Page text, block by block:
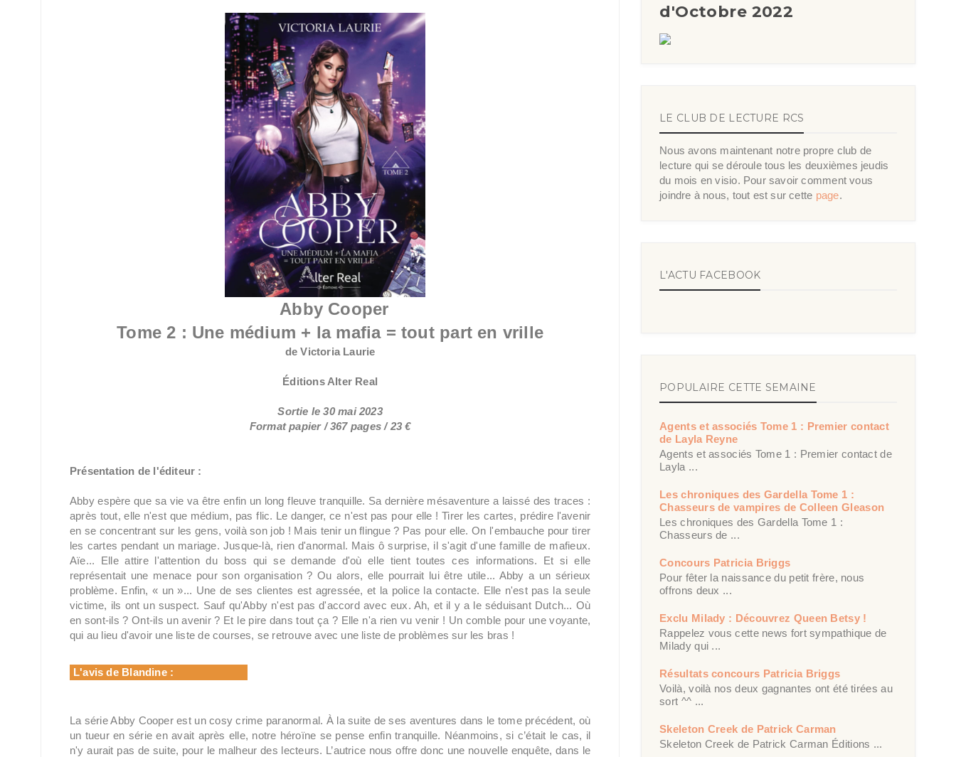
Abby Cooper
Tome 2 : Une médium + la mafia = tout part en vrille
de Victoria Laurie
Éditions Alter Real
Sortie le 30 mai 2023
Format papier / 367pages / 23 €
Présentation de l'éditeur :
Abby espère que sa vie va être enfin un long fleuve tranquille. Sa dernière mésaventure a laissé des traces :
après tout, elle n'est que médium, pas flic. Le danger, ce n'est pas pour elle ! Tirer les cartes, prédire l'avenir
en se concentrant sur les gens, voilà son job ! Mais tenir un flingue ? Pas pour elle. On l'embauche pour tirer
les cartes pendant un mariage. Jusque-là, rien d'anormal. Mais ô surprise, il s'agit d'une famille de mafieux.
Aïe... Elle attire l'attention du boss qui se demande d'où elle tient toutes ces informations. Et si elle
représentait une menace pour son organisation ? Ou alors, elle pourrait lui être utile... Abby a un sérieux
problème. Enfin, « un »... Une de ses clientes est agressée, et la police la contacte. Elle n'est pas la seule
victime, ils ont un suspect. Sauf qu'Abby n'est pas d'accord avec eux. Ah, et il y a le séduisant Dutch... Où
en sont-ils ? Ont-ils un avenir ? Et le pire dans tout ça ? Elle n'a rien vu venir ! Un comble pour une voyante,
qui au lieu d'avoir une liste de courses, se retrouve avec une liste de problèmes sur les bras !
L'avis de Blandine :
La série Abby Cooper est un cosy crime paranormal. À la suite de ses aventures dans le tome précédent, où
un tueur en série en avait après elle, notre héroïne se pense enfin tranquille. Néanmoins, si c’était le cas, il
n'y aurait pas de suite, pour le malheur des lecteurs. L’autrice nous offre donc une nouvelle enquête, dans le
d'Octobre 2022
LE CLUB DE LECTURE RCS
Nous avons maintenant notre propre club de
lecture qui se déroule tous les deuxièmes jeudis
du mois en visio. Pour savoir comment vous
joindre à nous, tout est sur cette page.
L'ACTU FACEBOOK
POPULAIRE CETTE SEMAINE
Agents et associés Tome 1 : Premier contact
de Layla Reyne
Agents et associés Tome 1 : Premier contact de
Layla ...
Les chroniques des Gardella Tome 1 :
Chasseurs de vampires de Colleen Gleason
Les chroniques des Gardella Tome 1 :
Chasseurs de ...
Concours Patricia Briggs
Pour fêter la naissance du petit frère, nous
offrons deux ...
Exclu Milady : Découvrez Queen Betsy !
Rappelez vous cette news fort sympathique de
Milady qui ...
Résultats concours Patricia Briggs
Voilà, voilà nos deux gagnantes ont été tirées au
sort ^^ ...
Skeleton Creek de Patrick Carman
Skeleton Creek de Patrick Carman Éditions ...